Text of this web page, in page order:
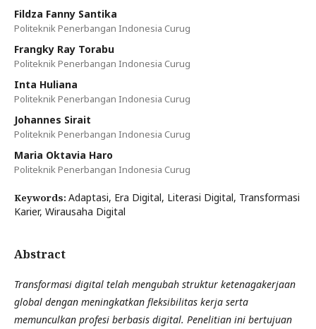
Fildza Fanny Santika
Politeknik Penerbangan Indonesia Curug
Frangky Ray Torabu
Politeknik Penerbangan Indonesia Curug
Inta Huliana
Politeknik Penerbangan Indonesia Curug
Johannes Sirait
Politeknik Penerbangan Indonesia Curug
Maria Oktavia Haro
Politeknik Penerbangan Indonesia Curug
Keywords: Adaptasi, Era Digital, Literasi Digital, Transformasi
Karier, Wirausaha Digital
Abstract
Transformasi digital telah mengubah struktur ketenagakerjaan
global dengan meningkatkan fleksibilitas kerja serta
memunculkan profesi berbasis digital. Penelitian ini bertujuan